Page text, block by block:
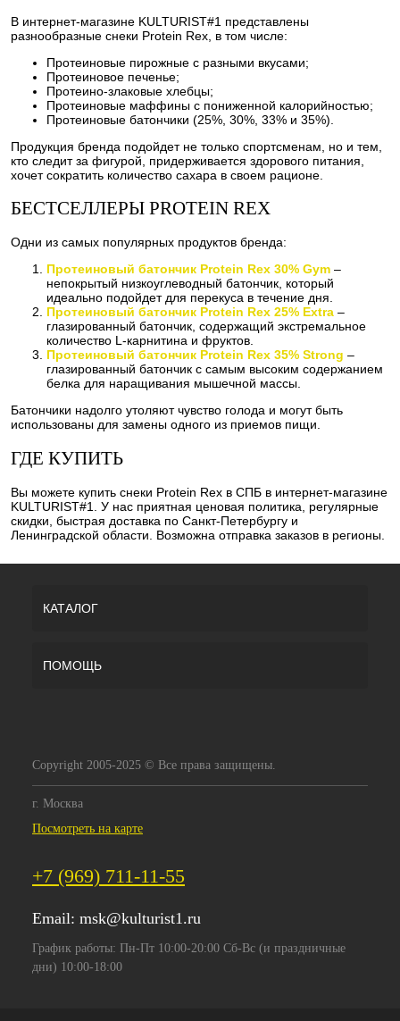
В интернет-магазине KULTURIST#1 представлены
разнообразные снеки Protein Rex, в том числе:
Протеиновые пирожные с разными вкусами;
Протеиновое печенье;
Протеино-злаковые хлебцы;
Протеиновые маффины с пониженной калорийностью;
Протеиновые батончики (25%, 30%, 33% и 35%).
Продукция бренда подойдет не только спортсменам, но и тем,
кто следит за фигурой, придерживается здорового питания,
хочет сократить количество сахара в своем рационе.
БЕСТСЕЛЛЕРЫ PROTEIN REX
Одни из самых популярных продуктов бренда:
Протеиновый батончик Protein Rex 30% Gym –
непокрытый низкоуглеводный батончик, который
идеально подойдет для перекуса в течение дня.
Протеиновый батончик Protein Rex 25% Extra –
глазированный батончик, содержащий экстремальное
количество L-карнитина и фруктов.
Протеиновый батончик Protein Rex 35% Strong –
глазированный батончик с самым высоким содержанием
белка для наращивания мышечной массы.
Батончики надолго утоляют чувство голода и могут быть
использованы для замены одного из приемов пищи.
ГДЕ КУПИТЬ
Вы можете купить снеки Protein Rex в СПБ в интернет-магазине
KULTURIST#1. У нас приятная ценовая политика, регулярные
скидки, быстрая доставка по Санкт-Петербургу и
Ленинградской области. Возможна отправка заказов в регионы.
КАТАЛОГ
ПОМОЩЬ
Copyright 2005-2025 © Все права защищены.
г. Москва
Посмотреть на карте
+7 (969) 711-11-55
Email: msk@kulturist1.ru
График работы: Пн-Пт 10:00-20:00 Сб-Вс (и праздничные
дни) 10:00-18:00